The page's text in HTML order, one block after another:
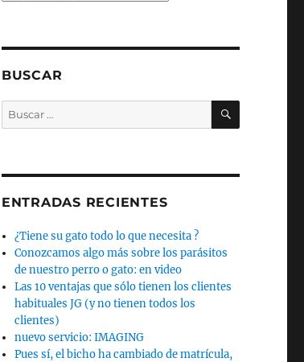
BUSCAR
Buscar
por:
BUSCAR
ENTRADAS RECIENTES
¿Tiene su gato todo lo que necesita ?
Conozcamos algo más sobre los parásitos
de nuestro perro o gato: en video
Las 10 ventajas que sólo tienen los clientes
habituales JG (y no tienen todos los
clientes)
nuevo servicio: IMAGING
Pues sí, el bicho ha cambiado de matrícula,